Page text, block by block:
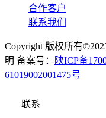
合作客户
联系我们
Copyright 版权所有
明 备案号：
陕ICP备
61019002001475号
联系